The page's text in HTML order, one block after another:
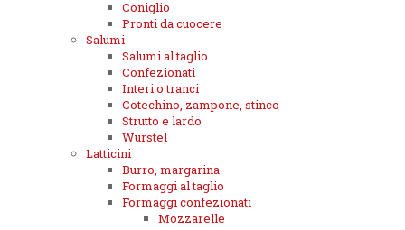
Coniglio
Pronti da cuocere
Salumi
Salumi al taglio
Confezionati
Interi o tranci
Cotechino, zampone, stinco
Strutto e lardo
Wurstel
Latticini
Burro, margarina
Formaggi al taglio
Formaggi confezionati
Mozzarelle